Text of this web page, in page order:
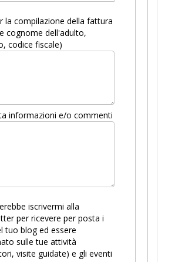
la compilazione della fattura
cognome dell'adulto,
codice fiscale)
informazioni e/o commenti
iscrivermi alla
per ricevere per posta i
tuo blog ed essere
sulle tue attività
visite guidate) e gli eventi